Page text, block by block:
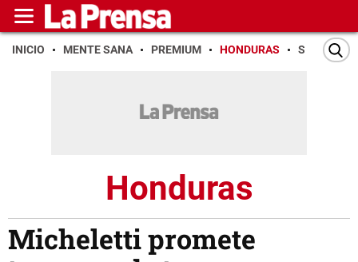
INICIO MENTE SANA PREMIUM HONDURAS SAN PEDRO
Honduras
Micheletti promete